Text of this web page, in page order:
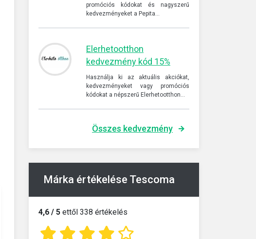
promóciós kódokat és nagyszerű
kedvezményeket a Pepita…
Elerhetootthon
kedvezmény kód 15%
Használja ki az aktuális akciókat,
kedvezményeket vagy promóciós
kódokat a népszerű Elerhetootthon…
Összes kedvezmény
Márka értékelése Tescoma
4,6 / 5 ettől 338 értékelés